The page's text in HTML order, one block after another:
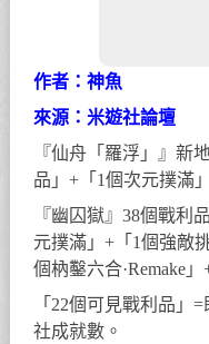
作者：神魚
來源：米遊社論壇
『仙舟「羅浮」』新
品」+「1個次元撲滿
『幽囚獄』38個戰利
元撲滿」+「1個強敵
個枘鑿六合·Remake
「22個可見戰利品」
社成就數。